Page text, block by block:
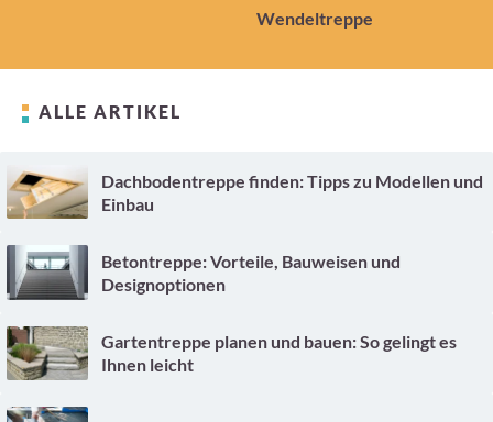
Wendeltreppe
ALLE ARTIKEL
Dachbodentreppe finden: Tipps zu Modellen und
Einbau
Betontreppe: Vorteile, Bauweisen und
Designoptionen
Gartentreppe planen und bauen: So gelingt es
Ihnen leicht